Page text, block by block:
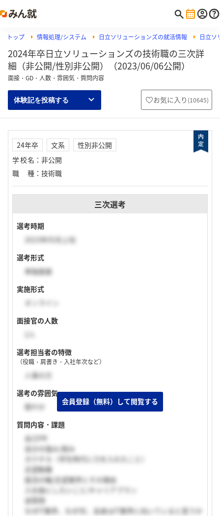
トップ 情報処理/システム 日立ソリューションズの就活情報 日立ソ
2024年卒日立ソリューションズの技術職の三次詳
細（非公開/性別非公開）（2023/06/06公開）
面接・GD・人数・雰囲気・質問内容
体験記を投稿する お気に入り (10645)
24年卒 文系
性別非公開
学校名 ： 非公開
職種 ： 技術職
三次選考
選考時期
2023年05月上旬
選考形式
単独面接
実施形式
オンライン
面接官の人数
選考担当者の特徴
（役職・肩書き・入社年次など）
人事の方
選考の雰囲気
穏やか
質問内容・課題
自己PR
自分の強み/弱み
ガクチカ（学生時代に力を入れたこと）
志望動機
就活の軸/志望業界とその理由
入社後にしたいこと/キャリアプラン
逆質問
なぜIT業界、なぜSE、自身はIT業界に向いていると思うか